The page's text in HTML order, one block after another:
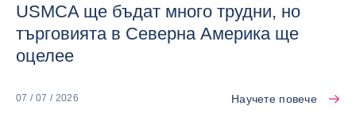
USMCA ще бъдат много трудни, но
търговията в Северна Америка ще
оцелее
07 / 07 / 2026 Научете повече